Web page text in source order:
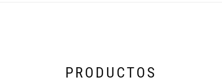
PRODUCTOS